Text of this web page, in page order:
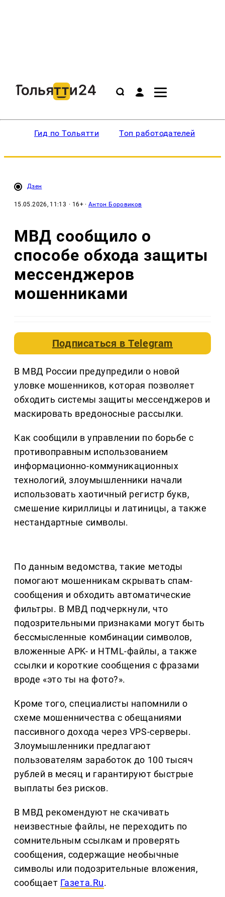
Гид по Тольятти Топ работодателей
Дзен
15.05.2026, 11:13 · 16+ ·Антон Боровиков
МВД сообщило о
способе обхода защиты
мессенджеров
мошенниками
Подписаться вTelegram
В МВД России предупредили о новой
уловке мошенников, которая позволяет
обходить системы защиты мессенджеров и
маскировать вредоносные рассылки.
Как сообщили в управлении по борьбе с
противоправным использованием
информационно-коммуникационных
технологий, злоумышленники начали
использовать хаотичный регистр букв,
смешение кириллицы и латиницы, а также
нестандартные символы.
По данным ведомства, такие методы
помогают мошенникам скрывать спам-
сообщения и обходить автоматические
фильтры. В МВД подчеркнули, что
подозрительными признаками могут быть
бессмысленные комбинации символов,
вложенные APK- и HTML-файлы, а также
ссылки и короткие сообщения с фразами
вроде «это ты на фото?».
Кроме того, специалисты напомнили о
схеме мошенничества с обещаниями
пассивного дохода через VPS-серверы.
Злоумышленники предлагают
пользователям заработок до 100 тысяч
рублей в месяц и гарантируют быстрые
выплаты без рисков.
В МВД рекомендуют не скачивать
неизвестные файлы, не переходить по
сомнительным ссылкам и проверять
сообщения, содержащие необычные
символы или подозрительные вложения,
сообщает Газета.Ru.